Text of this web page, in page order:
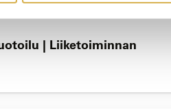
| Liiketoiminnan